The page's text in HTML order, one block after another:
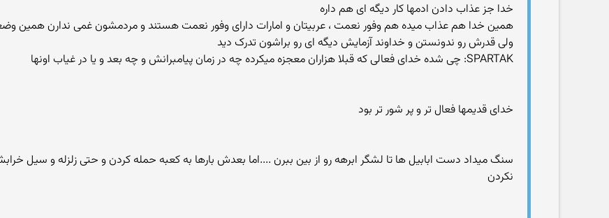
خدا جز عذاب دادن ادمها کار دیگه ای هم داره
همین خدا هم عذاب میده هم وفور نعمت ، عربیتان و امارات دارای وفور نعمت هستند و مردمشون غمی ندارن همین
ولی قدرش رو ندونستن و خداوند آزمایش دیگه ای رو براشون تدرک دید
SPARTAK: چی شده خدای فعالی که قبلا هزاران معجزه میکرده چه در زمان پیامبرانش و چه بعد و یا در غیاب اونها
خدای قدیمها فعال تر و پر شور تر بود
سنگ میداد دست ابابیل ها تا لشگر ابرهه رو از بین ببرن ....اما بعدش بارها به کعبه حمله کردن و حتی زلزله و سیل
نکردن